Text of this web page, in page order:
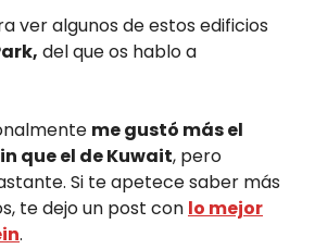
ver algunos de estos edificios
del que os hablo a
me gustó más el
que el de Kuwait, pero
Si te apetece saber más
te dejo un post con lo mejor
.